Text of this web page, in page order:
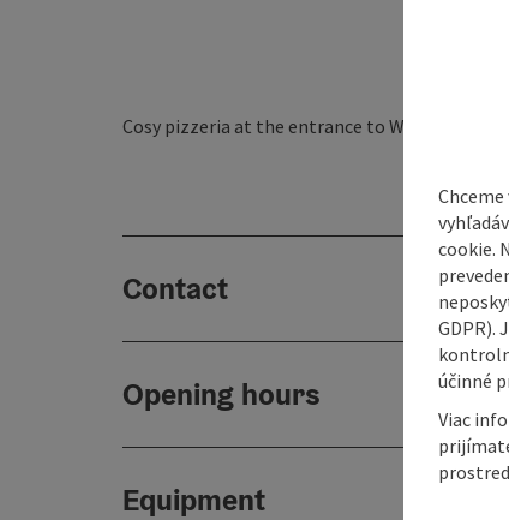
Cosy pizzeria at the entrance to
Contact
Opening hours
Equipment
cookie.
GDPR).
účinné
Viac